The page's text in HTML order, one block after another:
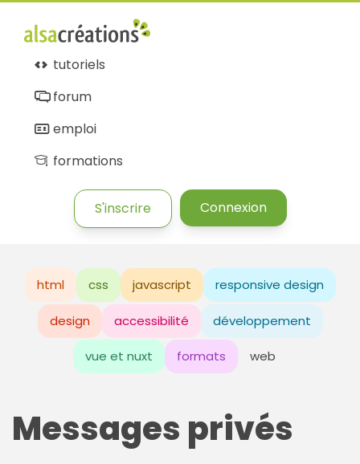
tutoriels
forum
emploi
formations
S'inscrire Connexion
html css javascript responsive design
design accessibilité développement
vue et nuxt formats web
Messages privés